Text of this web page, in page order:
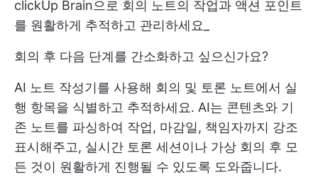
clickUp Brain으로 회의 노트의 작업과 액션 포인트
를 원활하게 추적하고 관리하세요_
회의 후 다음 단계를 간소화하고 싶으신가요?
AI 노트 작성기를 사용해 회의 및 토론 노트에서 실
행 항목을 식별하고 추적하세요. AI는 콘텐츠와 기
존 노트를 파싱하여 작업, 마감일, 책임자까지 강조
표시해주고, 실시간 토론 세션이나 가상 회의 후 모
든 것이 원활하게 진행될 수 있도록 도와줍니다.